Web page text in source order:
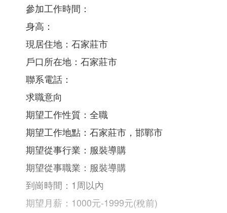
參加工作時間：
身高：
現居住地：石家莊市
戶口所在地：石家莊市
聯系電話：
求職意向
期望工作性質：全職
期望工作地點：石家莊市，邯鄲市
期望從事行業：服裝導購
期望從事職業：服裝導購
到崗時間：1周以內
期望月薪：1000元-1999元(稅前)